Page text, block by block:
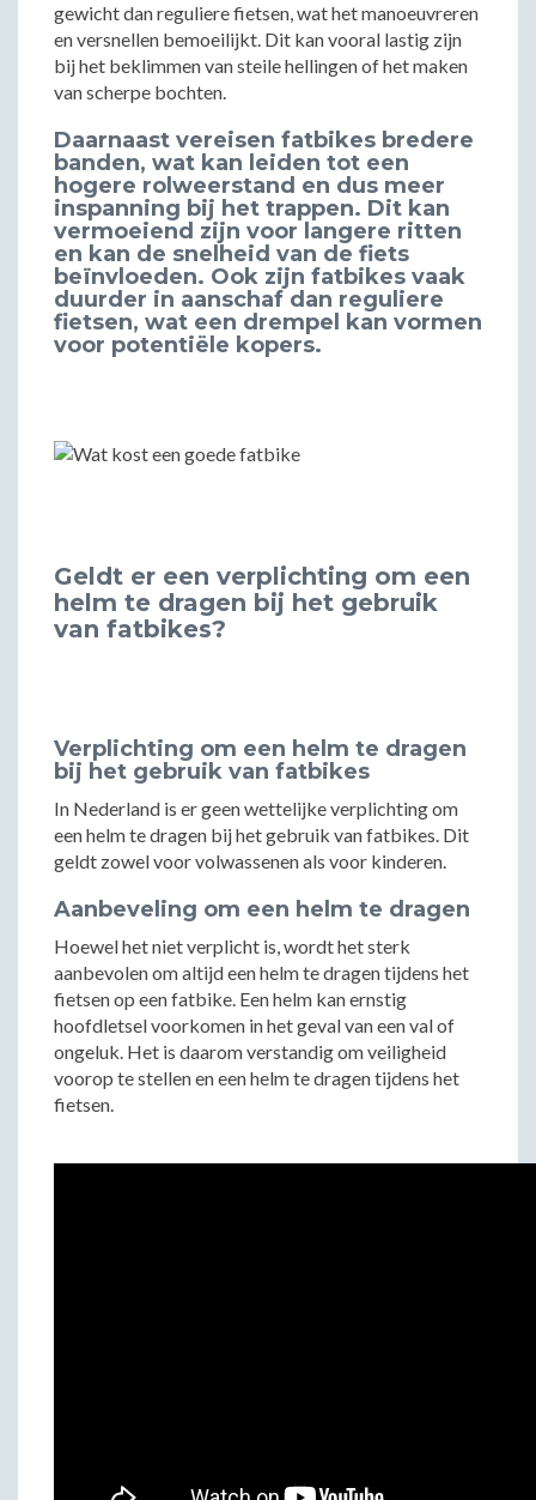
gewicht dan reguliere fietsen, wat het manoeuvreren
en versnellen bemoeilijkt. Dit kan vooral lastig zijn
bij het beklimmen van steile hellingen of het maken
van scherpe bochten.
Daarnaast vereisen fatbikes bredere
banden, wat kan leiden tot een
hogere rolweerstand en dus meer
inspanning bij het trappen. Dit kan
vermoeiend zijn voor langere ritten
en kan de snelheid van de fiets
beïnvloeden. Ook zijn fatbikes vaak
duurder in aanschaf dan reguliere
fietsen, wat een drempel kan vormen
voor potentiële kopers.
Geldt er een verplichting om een
helm te dragen bij het gebruik
van fatbikes?
Verplichting om een helm te dragen
bij het gebruik van fatbikes
In Nederland is er geen wettelijke verplichting om
een helm te dragen bij het gebruik van fatbikes. Dit
geldt zowel voor volwassenen als voor kinderen.
Aanbeveling om een helm te dragen
Hoewel het niet verplicht is, wordt het sterk
aanbevolen om altijd een helm te dragen tijdens het
fietsen op een fatbike. Een helm kan ernstig
hoofdletsel voorkomen in het geval van een val of
ongeluk. Het is daarom verstandig om veiligheid
voorop te stellen en een helm te dragen tijdens het
fietsen.